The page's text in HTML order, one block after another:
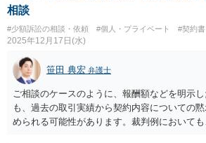
相談
#少額訴訟の相談・依頼 #個人・プライベート #契約
2025年12月17日(水)
笹田 典宏 弁護士
ご相談のケースのように、報酬額などを明示
も、過去の取引実績から契約内容についての
められる可能性があります。裁判例において